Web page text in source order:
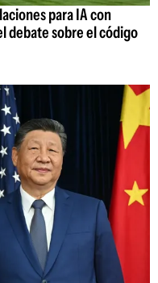
para IA con
debate sobre el código